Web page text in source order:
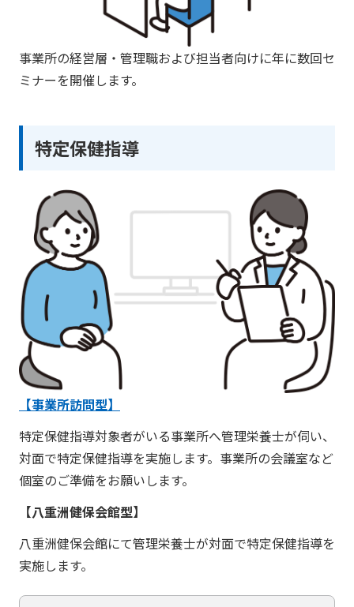
事業所の経営層・管理職および担当者向けに年に数回セ
ミナーを開催します。
特定保健指導
【事業所訪問型】
特定保健指導対象者がいる事業所へ管理栄養士が伺い、
対面で特定保健指導を実施します。事業所の会議室など
個室のご準備をお願いします。
【八重洲健保会館型】
八重洲健保会館にて管理栄養士が対面で特定保健指導を
実施します。